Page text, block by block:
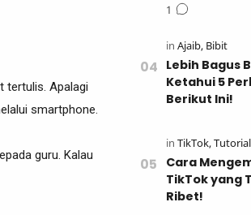
tertulis. Apalagi
smartphone.
guru. Kalau
Lebih Bagus
Ketahui 5
Berikut Ini!
Cara
TikTok yang
Ribet!